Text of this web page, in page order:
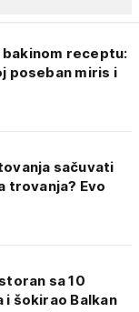
bakinom receptu:
poseban miris i
sačuvati
trovanja? Evo
sa 10
šokirao Balkan